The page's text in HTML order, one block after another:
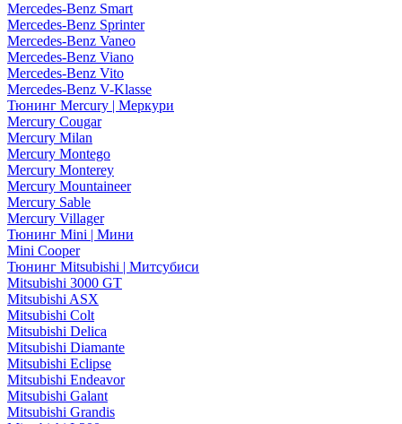
Mercedes-Benz Smart
Mercedes-Benz Sprinter
Mercedes-Benz Vaneo
Mercedes-Benz Viano
Mercedes-Benz Vito
Mercedes-Benz V-Klasse
Тюнинг Mercury | Меркури
Mercury Cougar
Mercury Milan
Mercury Montego
Mercury Monterey
Mercury Mountaineer
Mercury Sable
Mercury Villager
Тюнинг Mini | Мини
Mini Cooper
Тюнинг Mitsubishi | Митсубиси
Mitsubishi 3000 GT
Mitsubishi ASX
Mitsubishi Colt
Mitsubishi Delica
Mitsubishi Diamante
Mitsubishi Eclipse
Mitsubishi Endeavor
Mitsubishi Galant
Mitsubishi Grandis